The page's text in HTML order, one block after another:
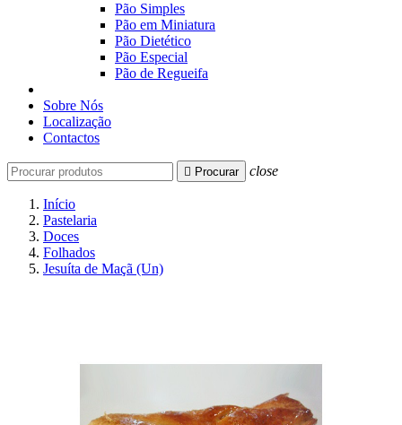
Pão Simples
Pão em Miniatura
Pão Dietético
Pão Especial
Pão de Regueifa
Sobre Nós
Localização
Contactos
 Procurar close
Início
Pastelaria
Doces
Folhados
Jesuíta de Maçã (Un)